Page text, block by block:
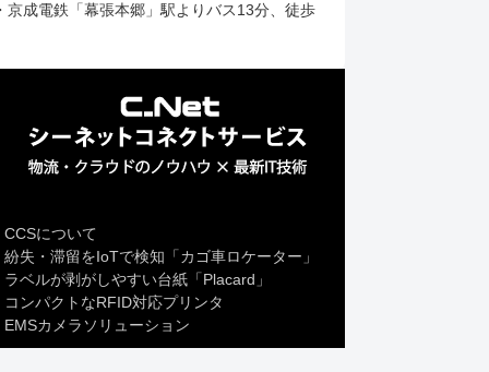
京成電鉄「幕張本郷」駅よりバス13分、徒歩
CCSについて
紛失・滞留をIoTで検知「カゴ車ロケーター」
ラベルが剥がしやすい台紙「Placard」
コンパクトなRFID対応プリンタ
EMSカメラソリューション